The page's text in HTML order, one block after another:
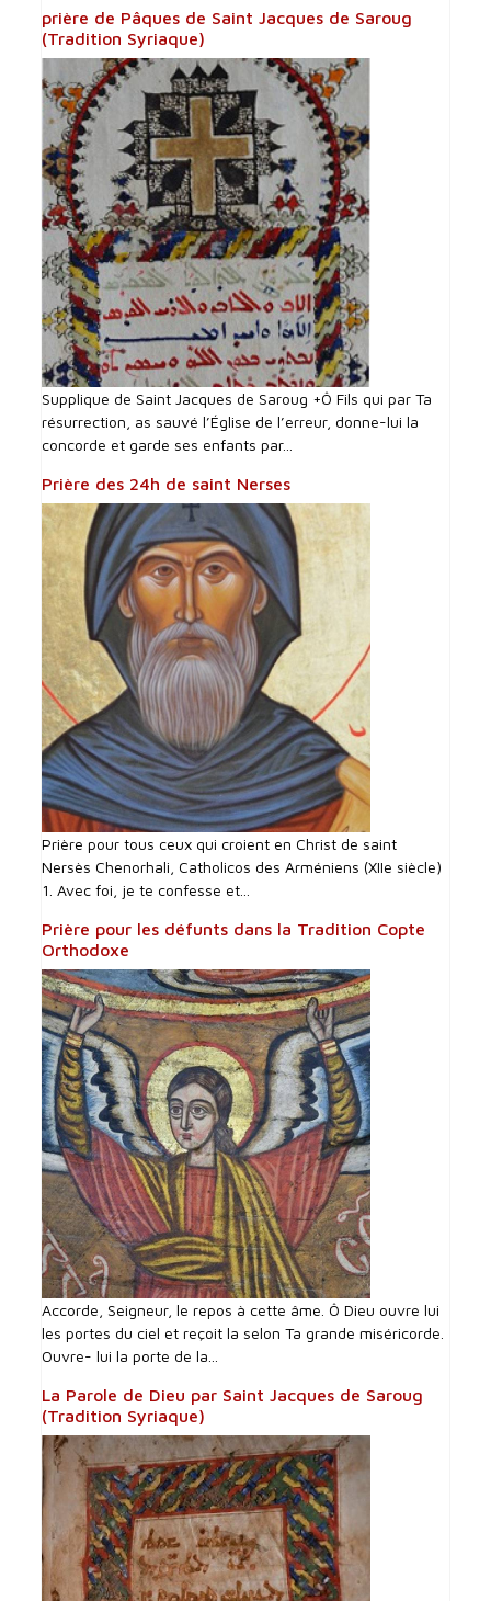
prière de Pâques de Saint Jacques de Saroug
(Tradition Syriaque)
Supplique de Saint Jacques de Saroug +Ô Fils qui par Ta
résurrection, as sauvé l’Église de l’erreur, donne-lui la
concorde et garde ses enfants par...
Prière des 24h de saint Nerses
Prière pour tous ceux qui croient en Christ de saint
Nersès Chenorhali, Catholicos des Arméniens (XIIe siècle)
1. Avec foi, je te confesse et...
Prière pour les défunts dans la Tradition Copte
Orthodoxe
Accorde, Seigneur, le repos à cette âme. Ô Dieu ouvre lui
les portes du ciel et reçoit la selon Ta grande miséricorde.
Ouvre- lui la porte de la...
La Parole de Dieu par Saint Jacques de Saroug
(Tradition Syriaque)